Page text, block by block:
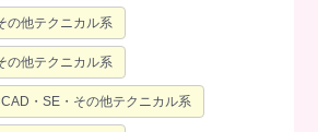
の他テクニカル系
の他テクニカル系
・SE・その他テクニカル系